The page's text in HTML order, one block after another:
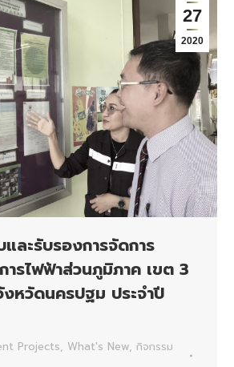
27
2020
ละรับรองการจัดการ
รไฟฟ้าส่วนภูมิภาค เขต 3
หวัดนครปฐม ประจำปี
Projects, What's New, กิจกรรม